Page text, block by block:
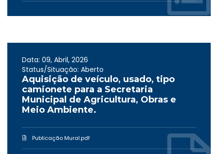
Data: 09, Abril, 2026
Status/Situação: Aberto
Aquisição de veículo, usado, tipo
camionete para a Secretaria
Municipal de Agricultura, Obras e
Meio Ambiente.
Publicação Mural.pdf